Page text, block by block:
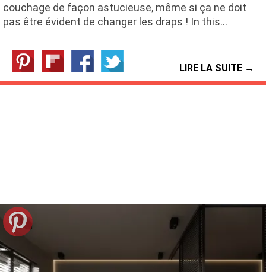
couchage de façon astucieuse, même si ça ne doit
pas être évident de changer les draps ! In this…
LIRE LA SUITE →